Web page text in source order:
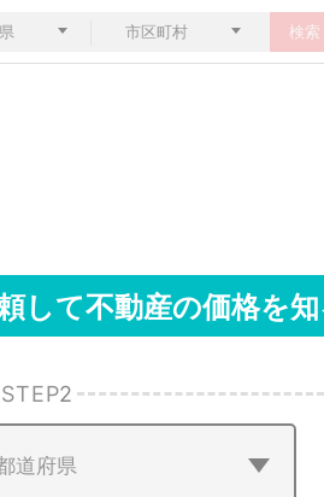
検索
して不動産の価格を知
STEP2